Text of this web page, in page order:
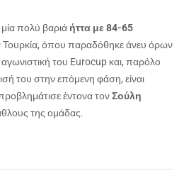
μία πολύ βαριάήττα με 84-65
Τουρκία, όπου παραδόθηκε άνευ όρων
του Eurocup και, παρόλο
του στην επόμενη φάση, είναι
έντονα τονΣούλη
της ομάδας.